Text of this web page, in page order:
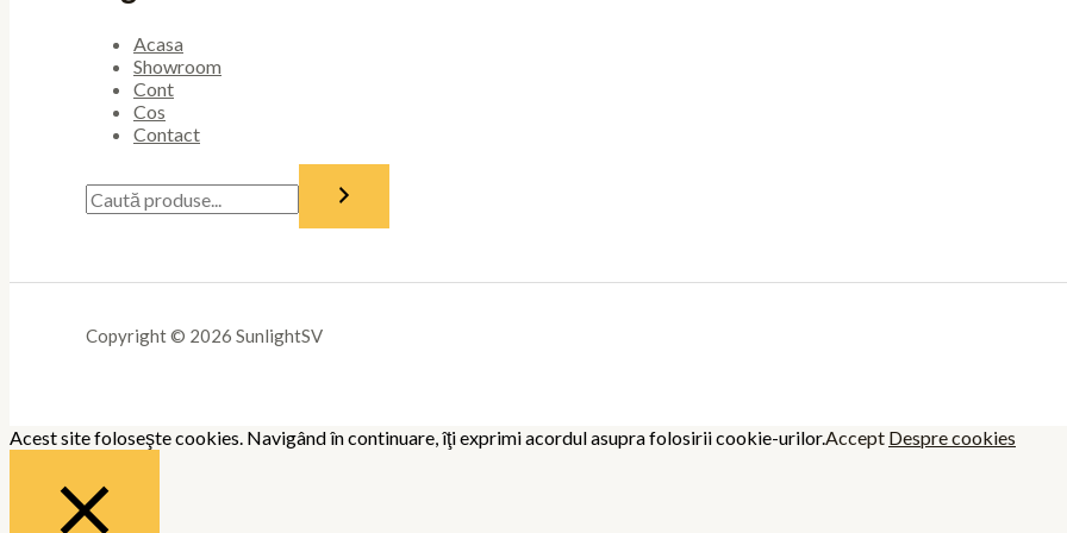
Acasa
Showroom
Cont
Cos
Contact
Copyright © 2026 SunlightSV
Acest site foloseşte cookies. Navigând în continuare, îţi exprimi acordul asupra folosirii cookie-urilor.Accept Despre cookies